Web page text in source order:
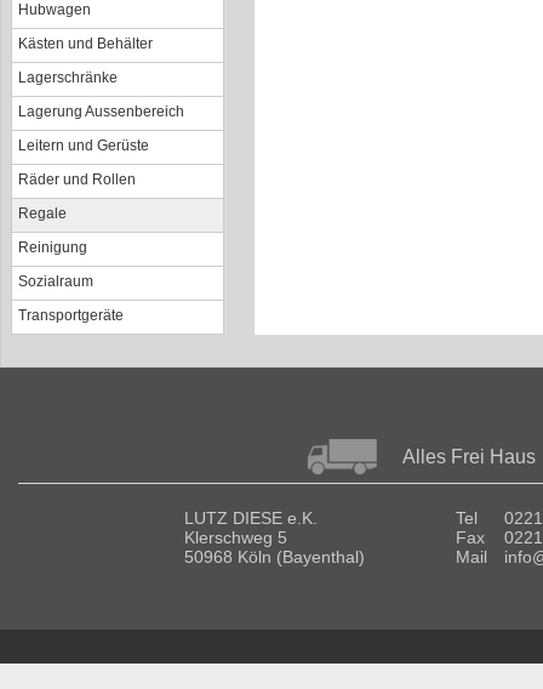
Hubwagen
Kästen und Behälter
Lagerschränke
Lagerung Aussenbereich
Leitern und Gerüste
Räder und Rollen
Regale
Reinigung
Sozialraum
Transportgeräte
Alles Frei Haus
LUTZ DIESE e.K.
Klerschweg 5
50968 Köln (Bayenthal)
Tel
Fax
Mail